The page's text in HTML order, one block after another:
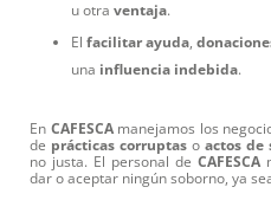
u otraventaja.
Elfacilitar ayuda,
una influencia indebida.
En CAFESCAmanejamos los
de prácticas corruptas oactos de
no justa. El personal de CAFESCA
dar o aceptar ningún soborno, ya